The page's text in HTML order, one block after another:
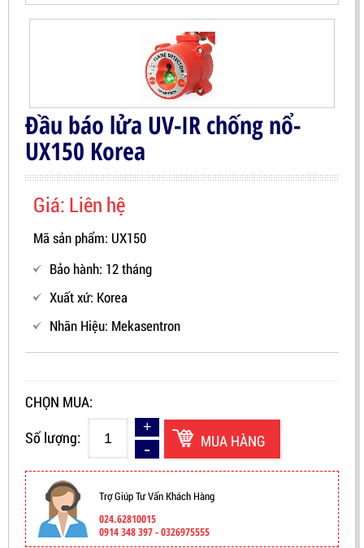
Đầu báo lửa UV-IR chống nổ-
UX150 Korea
Giá: Liên hệ
Mã sản phẩm: UX150
Bảo hành: 12 tháng
Xuất xứ: Korea
Nhãn Hiệu: Mekasentron
CHỌN MUA:
Số lượng:
MUA HÀNG
Trợ Giúp Tư Vấn Khách Hàng
024.62810015
0914 348 397 - 0326975555